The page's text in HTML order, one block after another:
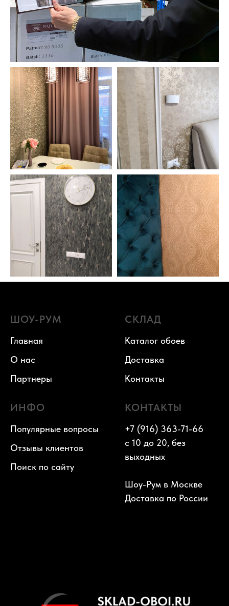
ШОУ-РУМ
Главная
О нас
Партнеры
СКЛАД
Каталог обоев
Доставка
Контакты
ИНФО
Популярные вопросы
Отзывы клиентов
Поиск по сайту
КОНТАКТЫ
+7 (916) 363-71-66
с 10 до 20, без
выходных
Шоу-Рум в Москве
Доставка по России